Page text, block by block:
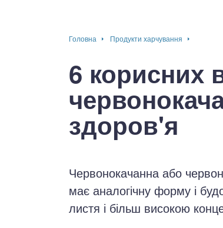
Головна Продукти харчування
6 корисних
здоров'я
Червонокачанна або
має аналогічну форму і
листя і більш високою
суглоби, м'язи